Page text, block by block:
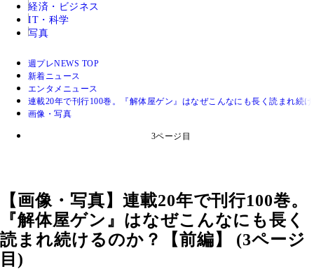
経済・ビジネス
IT・科学
写真
週プレNEWS TOP
新着ニュース
エンタメニュース
連載20年で刊行100巻。『解体屋ゲン』はなぜこんなにも長く読まれ続
画像・写真
3ページ目
【画像・写真】連載20年で刊行100巻。
『解体屋ゲン』はなぜこんなにも長く
読まれ続けるのか？【前編】 (3ページ
目)